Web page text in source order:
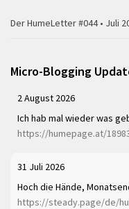
Der HumeLetter #044 • Juli
Micro-Blogging
2 August 2026
Ich hab mal wieder was
https://humepage.at/
31 Juli 2026
Hoch die Hände,
https://steady.page/de/